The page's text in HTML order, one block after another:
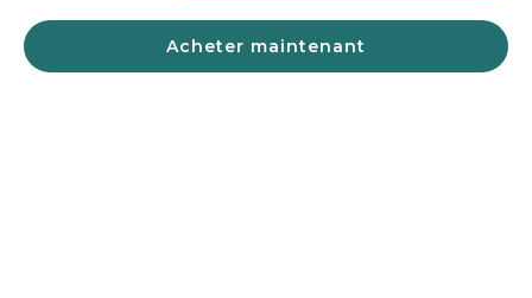
Acheter maintenant